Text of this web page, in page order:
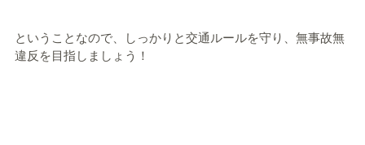
ということなので、しっかりと交通ルールを守り、無事故無
違反を目指しましょう！